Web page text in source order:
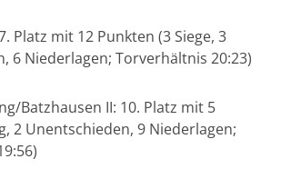
Platz mit 12 Punkten (3 Siege, 3
6 Niederlagen; Torverhältnis 20:23)
Batzhausen II: 10. Platz mit 5
2 Unentschieden, 9 Niederlagen;